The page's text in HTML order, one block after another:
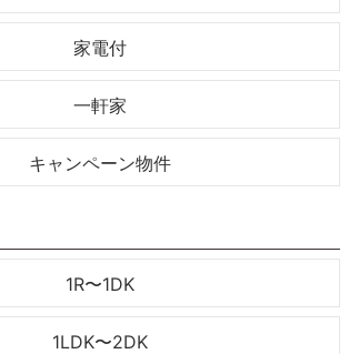
家電付
一軒家
キャンペーン物件
1R〜1DK
1LDK〜2DK